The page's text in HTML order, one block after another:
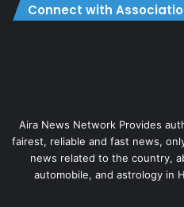
Connect with
Aira News Network Provides
fairest, reliable and fast news,
news related to the country,
automobile, and astrology in